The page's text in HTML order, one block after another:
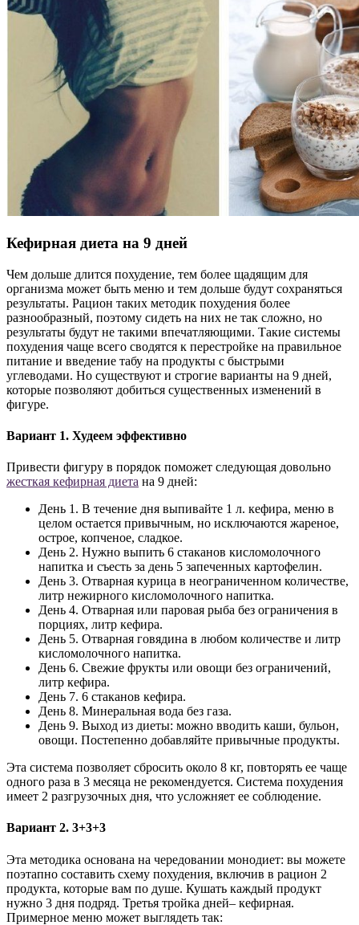
Кефирная диета на 9 дней
Чем дольше длится похудение, тем более щадящим для
организма может быть меню и тем дольше будут сохраняться
результаты. Рацион таких методик похудения более
разнообразный, поэтому сидеть на них не так сложно, но
результаты будут не такими впечатляющими. Такие системы
похудения чаще всего сводятся к перестройке на правильное
питание и введение табу на продукты с быстрыми
углеводами. Но существуют и строгие варианты на 9 дней,
которые позволяют добиться существенных изменений в
фигуре.
Вариант 1. Худеем эффективно
Привести фигуру в порядок поможет следующая довольно
жесткая кефирная диета на 9 дней:
День 1. В течение дня выпивайте 1 л. кефира, меню в
целом остается привычным, но исключаются жареное,
острое, копченое, сладкое.
День 2. Нужно выпить 6 стаканов кисломолочного
напитка и съесть за день 5 запеченных картофелин.
День 3. Отварная курица в неограниченном количестве,
литр нежирного кисломолочного напитка.
День 4. Отварная или паровая рыба без ограничения в
порциях, литр кефира.
День 5. Отварная говядина в любом количестве и литр
кисломолочного напитка.
День 6. Свежие фрукты или овощи без ограничений,
литр кефира.
День 7. 6 стаканов кефира.
День 8. Минеральная вода без газа.
День 9. Выход из диеты: можно вводить каши, бульон,
овощи. Постепенно добавляйте привычные продукты.
Эта система позволяет сбросить около 8 кг, повторять ее чаще
одного раза в 3 месяца не рекомендуется. Система похудения
имеет 2 разгрузочных дня, что усложняет ее соблюдение.
Вариант 2. 3+3+3
Эта методика основана на чередовании монодиет: вы можете
поэтапно составить схему похудения, включив в рацион 2
продукта, которые вам по душе. Кушать каждый продукт
нужно 3 дня подряд. Третья тройка дней– кефирная.
Примерное меню может выглядеть так: